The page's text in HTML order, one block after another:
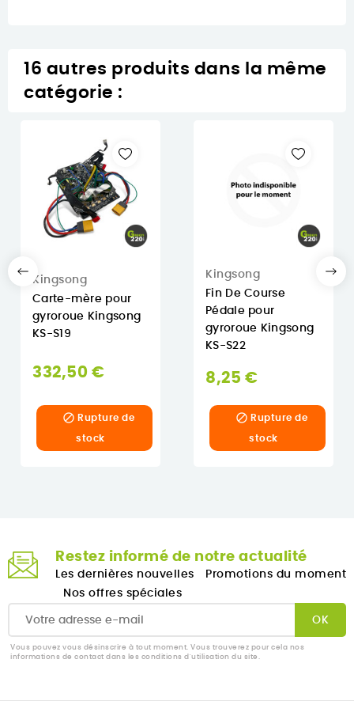
16 autres produits dans la même
catégorie :
Kingsong
Carte-mère pour
gyroroue Kingsong
KS-S19
332,50 €
 Rupture de
stock
Kingsong
Fin De Course
Pédale pour
gyroroue Kingsong
KS-S22
8,25 €
 Rupture de
stock
Restez informé de notre actualité
Les dernières nouvelles
Promotions du moment
Nos offres spéciales
Vous pouvez vous désinscrire à tout moment. Vous trouverez pour cela nos
informations de contact dans les conditions d'utilisation du site.